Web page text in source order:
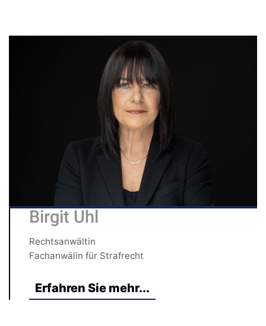
Birgit Uhl
Rechtsanwältin
Fachanwälin für Strafrecht
Erfahren Sie mehr...